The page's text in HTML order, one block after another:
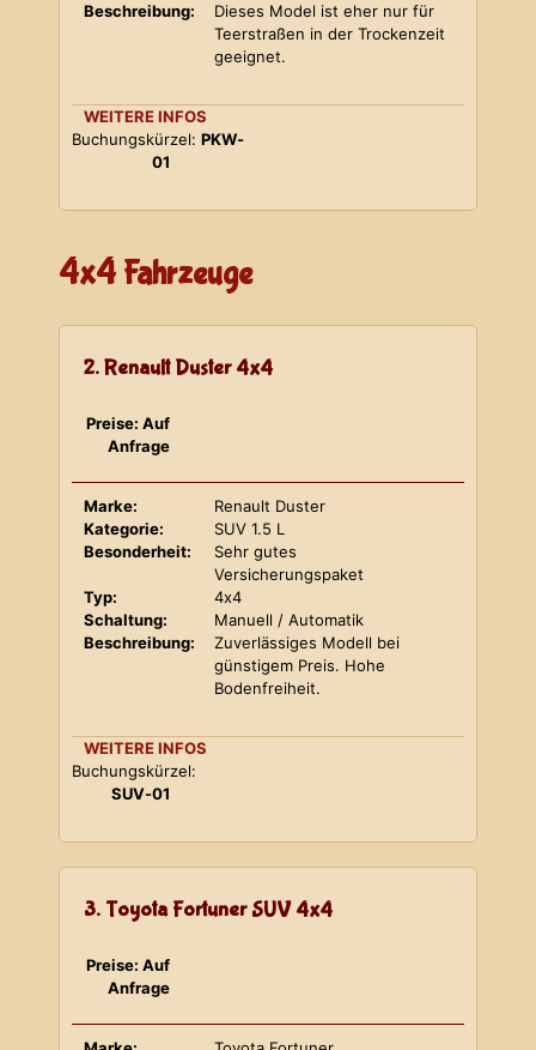
Beschreibung:
Dieses Model ist eher nur für
Teerstraßen in der Trockenzeit
geeignet.
WEITERE INFOS
Buchungskürzel: PKW-
01
4x4 Fahrzeuge
2. Renault Duster 4x4
Preise: Auf
Anfrage
Marke:
Renault Duster
Kategorie:
SUV 1.5 L
Besonderheit:
Sehr gutes
Versicherungspaket
Typ:
4x4
Schaltung:
Manuell / Automatik
Beschreibung:
Zuverlässiges Modell bei
günstigem Preis. Hohe
Bodenfreiheit.
WEITERE INFOS
Buchungskürzel:
SUV-01
3. Toyota Fortuner SUV 4x4
Preise: Auf
Anfrage